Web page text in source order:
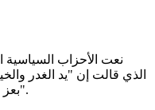
نعت الأحزاب السياسية
الذي قالت إن "يد الغدر
بعز وشرف إلى الفردوس الأعلى من الجنة".